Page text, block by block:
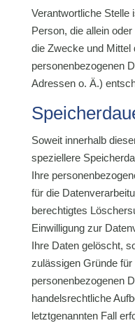
Verantwortliche Stelle
Person, die allein
die Zwecke und Mittel
personenbezogenen
Adressen o. Ä.)
Soweit innerhalb
speziellere
Ihre
für die
berechtigtes
Einwilligung zur
Ihre Daten gelöscht,
zulässigen Gründe
personenbezogenen
handelsrechtliche
letztgenannten Fall